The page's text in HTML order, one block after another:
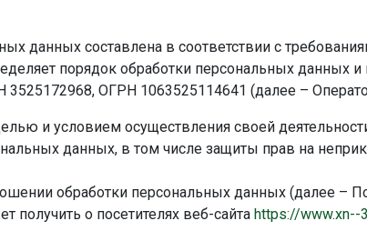
данных составлена в соответствии с
порядок обработки персональных данных
ОГРН 1063525114641 (далее –
и условием осуществления своей
данных, в том числе защиты прав на
обработки персональных данных (далее –
о посетителях веб-сайта https://www.xn--